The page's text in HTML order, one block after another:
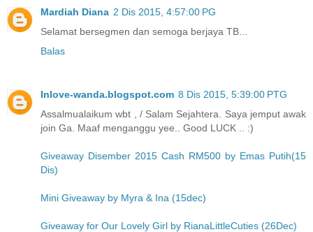
Mardiah Diana 2 Dis 2015, 4:57:00 PG
Selamat bersegmen dan semoga berjaya TB...
Balas
Inlove-wanda.blogspot.com 8 Dis 2015, 5:39:00 PTG
Assalmualaikum wbt , / Salam Sejahtera. Saya jemput awak
join Ga. Maaf menganggu yee.. Good LUCK .. :)
Giveaway Disember 2015 Cash RM500 by Emas Putih(15
Dis)
Mini Giveaway by Myra & Ina (15dec)
Giveaway for Our Lovely Girl by RianaLittleCuties (26Dec)